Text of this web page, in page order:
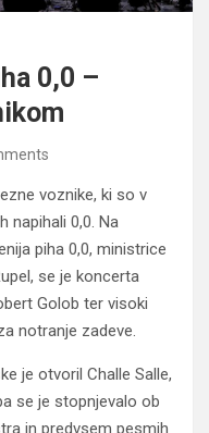
0,0 –
voznike, ki so v
napihali 0,0. Na
piha 0,0, ministrice
se je koncerta
Golob ter visoki
notranje zadeve.
je otvoril Challe Salle,
se je stopnjevalo ob
in predvsem pesmih